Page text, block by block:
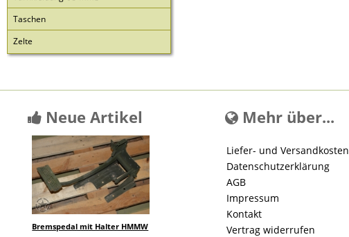
Taschen
Zelte
Neue Artikel
Bremspedal mit Halter HMMW
Mehr über...
Liefer- und Versandkosten
Datenschutzerklärung
AGB
Impressum
Kontakt
Vertrag widerrufen